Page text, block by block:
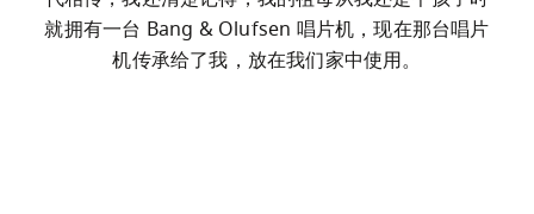
就拥有一台 Bang & Olufsen 唱片机，现在那台唱片
机传承给了我，放在我们家中使用。